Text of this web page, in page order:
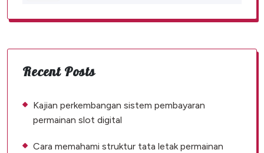
Recent Posts
Kajian perkembangan sistem pembayaran
permainan slot digital
Cara memahami struktur tata letak permainan